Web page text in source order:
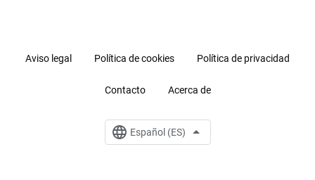
Aviso legal Política de cookies Política de privacidad
Contacto Acerca de
Español (ES)